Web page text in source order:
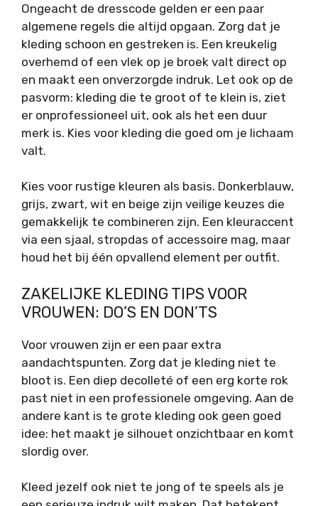
Ongeacht de dresscode gelden er een paar
algemene regels die altijd opgaan. Zorg dat je
kleding schoon en gestreken is. Een kreukelig
overhemd of een vlek op je broek valt direct op
en maakt een onverzorgde indruk. Let ook op de
pasvorm: kleding die te groot of te klein is, ziet
er onprofessioneel uit, ook als het een duur
merk is. Kies voor kleding die goed om je lichaam
valt.
Kies voor rustige kleuren als basis. Donkerblauw,
grijs, zwart, wit en beige zijn veilige keuzes die
gemakkelijk te combineren zijn. Een kleuraccent
via een sjaal, stropdas of accessoire mag, maar
houd het bij één opvallend element per outfit.
ZAKELIJKE KLEDING TIPS VOOR
VROUWEN: DO’S EN DON’TS
Voor vrouwen zijn er een paar extra
aandachtspunten. Zorg dat je kleding niet te
bloot is. Een diep decolleté of een erg korte rok
past niet in een professionele omgeving. Aan de
andere kant is te grote kleding ook geen goed
idee: het maakt je silhouet onzichtbaar en komt
slordig over.
Kleed jezelf ook niet te jong of te speels als je